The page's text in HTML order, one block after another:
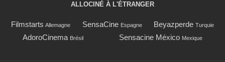
ALLOCINÉ À L'ÉTRANGER
Filmstarts Allemagne SensaCine Espagne Beyazperde Turquie
AdoroCinema Brésil Sensacine México Mexique